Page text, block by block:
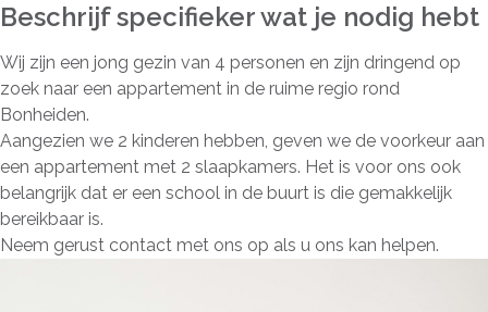
Beschrijf specifieker wat je nodig hebt
Wij zijn een jong gezin van 4 personen en zijn dringend op
zoek naar een appartement in de ruime regio rond
Bonheiden.
Aangezien we 2 kinderen hebben, geven we de voorkeur aan
een appartement met 2 slaapkamers. Het is voor ons ook
belangrijk dat er een school in de buurt is die gemakkelijk
bereikbaar is.
Neem gerust contact met ons op als u ons kan helpen.